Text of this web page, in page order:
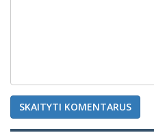
SKAITYTI KOMENTARUS